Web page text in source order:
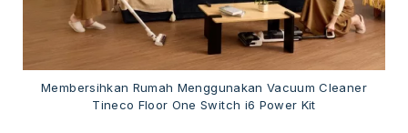
Membersihkan Rumah Menggunakan Vacuum Cleaner
Tineco Floor One Switch i6 Power Kit